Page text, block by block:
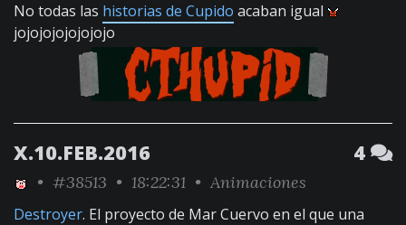
No todas las historias de Cupido acaban igual
jojojojojojojojo
X.10.FEB.2016 4
• #38513 • 18:22:31 • Animaciones
Destroyer. El proyecto de Mar Cuervo en el que una